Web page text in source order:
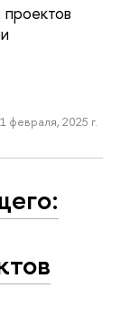
1 февраля, 2025 г.